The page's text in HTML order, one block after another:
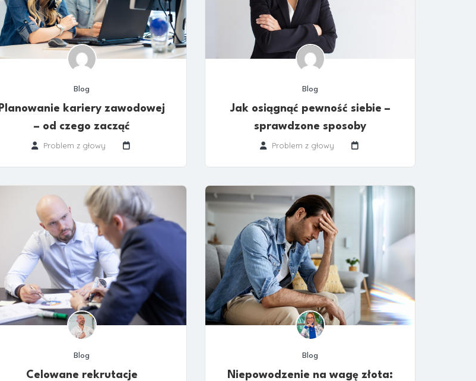
Blog
Planowanie kariery zawodowej
– od czego zacząć
Problem z głowy
Blog
Jak osiągnąć pewność siebie –
sprawdzone sposoby
Problem z głowy
Blog
Celowane rekrutacje
Blog
Niepowodzenie na wagę złota: